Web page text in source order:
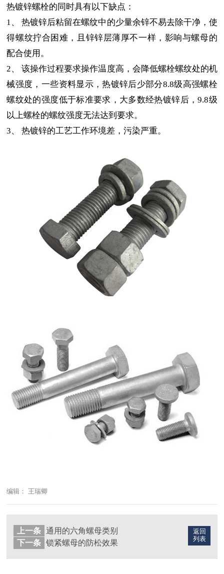
热镀锌螺栓的同时具有以下缺点：
1、 热镀锌后粘留在螺纹中的少量余锌不易去除干净，使
得螺纹拧合困难，且锌锌层薄厚不一样，影响与螺母的
配合使用。
2、 该操作过程要求操作温度高，会降低螺栓螺纹处的机
械强度，一些资料显示，热镀锌后少部分8.8级高强螺栓
螺纹处的强度低于标准要求，大多数经热镀锌后，9.8级
以上螺栓的螺纹强度无法达到要求。
3、 热镀锌的工艺工作环境差，污染严重。
编辑： 王瑞卿
返回
列表
上一条
通用的六角螺母类别
下一条
锁紧螺母的防松效果